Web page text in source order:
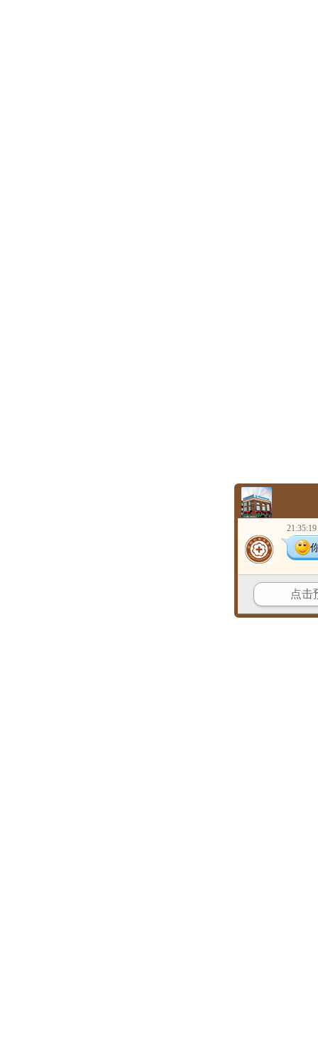
21:35:19
点击